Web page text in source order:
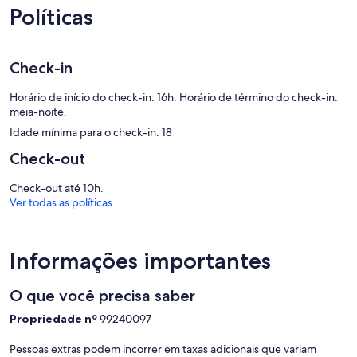
Políticas
Check-in
Horário de início do check-in: 16h. Horário de término do check-in:
meia-noite.
Idade mínima para o check-in: 18
Check-out
Check-out até 10h.
Ver todas as políticas
Informações importantes
O que você precisa saber
Propriedade nº99240097
Pessoas extras podem incorrer em taxas adicionais que variam